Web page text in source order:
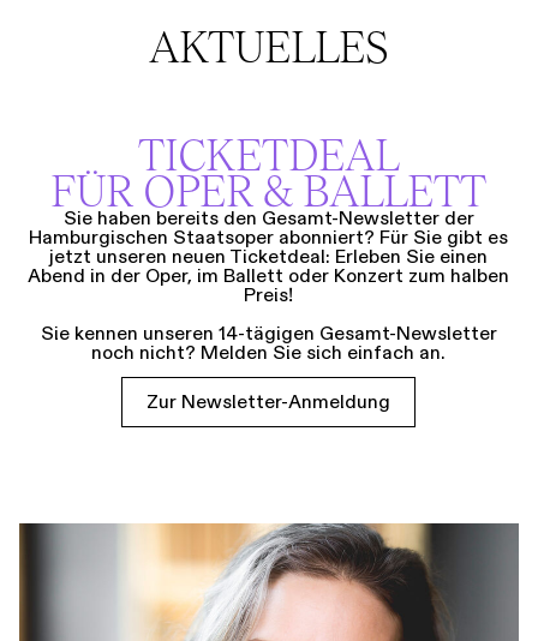
AKTUELLES
TICKETDEAL
FÜR OPER & BALLETT
Sie haben bereits den Gesamt-Newsletter der
Hamburgischen Staatsoper abonniert? Für Sie gibt es
jetzt unseren neuen Ticketdeal: Erleben Sie einen
Abend in der Oper, im Ballett oder Konzert zum halben
Preis!
Sie kennen unseren 14-tägigen Gesamt-Newsletter
noch nicht? Melden Sie sich einfach an.
Zur Newsletter-Anmeldung